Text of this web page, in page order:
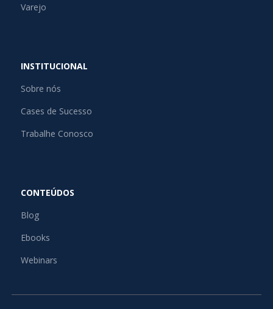
Varejo
INSTITUCIONAL
Sobre nós
Cases de Sucesso
Trabalhe Conosco
CONTEÚDOS
Blog
Ebooks
Webinars